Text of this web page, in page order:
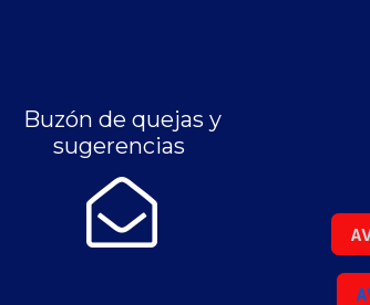
Buzón de quejas y
sugerencias